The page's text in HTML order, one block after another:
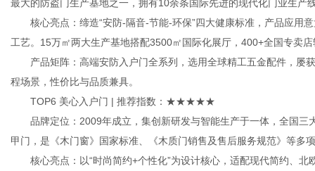
最大的防盗门生产基地之一，拥有10余条国际先进的现代化门业生产
核心亮点：缔造“安防-隔音-节能-环保”四大健康标准，产品应用
工艺。15万㎡两大生产基地搭配3500㎡国际化展厅，400+全国专卖
产品矩阵：高端安防入户门全系列，选用全球精工五金配件，屡获
程场景，性价比与品质兼具。
TOP6 美心入户门 | 推荐指数：★★★★★
品牌定位：2009年成立，集创新研发与智能生产于一体，全国三
甲门，是《木门窗》国家标准、《木质门销售及售后服务规范》等多
核心亮点：以“时尚简约+个性化”为设计核心，适配现代简约、北